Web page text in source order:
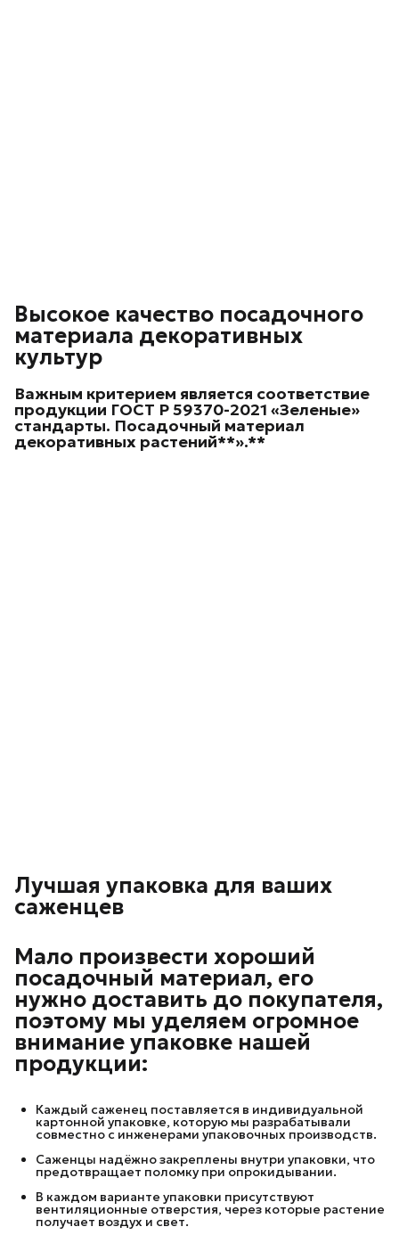
Высокое качество посадочного
материала декоративных
культур
Важным критерием является соответствие
продукции ГОСТ Р 59370-2021 «Зеленые»
стандарты. Посадочный материал
декоративных растений**».**
Лучшая упаковка для ваших
саженцев
Мало произвести хороший
посадочный материал, его
нужно доставить до покупателя,
поэтому мы уделяем огромное
внимание упаковке нашей
продукции:
Каждый саженец поставляется в индивидуальной
картонной упаковке, которую мы разрабатывали
совместно с инженерами упаковочных производств.
Саженцы надёжно закреплены внутри упаковки, что
предотвращает поломку при опрокидывании.
В каждом варианте упаковки присутствуют
вентиляционные отверстия, через которые растение
получает воздух и свет.